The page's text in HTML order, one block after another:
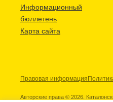
Информационный
бюллетень
Карта сайта
Правовая информация
Авторские права © 2026.